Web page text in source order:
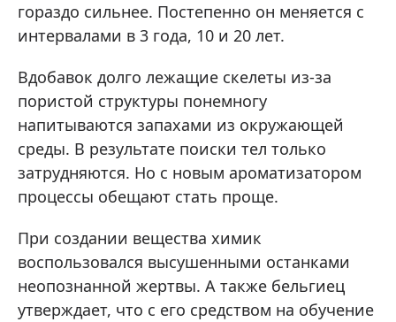
гораздо сильнее. Постепенно он меняется с
интервалами в 3 года, 10 и 20 лет.
Вдобавок долго лежащие скелеты из-за
пористой структуры понемногу
напитываются запахами из окружающей
среды. В результате поиски тел только
затрудняются. Но с новым ароматизатором
процессы обещают стать проще.
При создании вещества химик
воспользовался высушенными останками
неопознанной жертвы. А также бельгиец
утверждает, что с его средством на обучение